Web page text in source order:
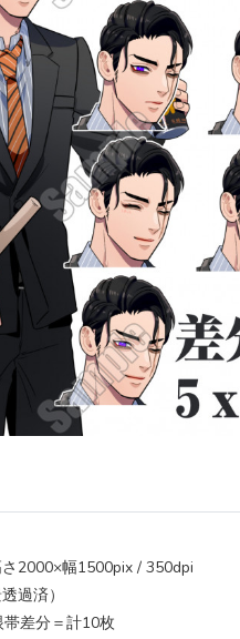
2000×幅1500pix / 350dpi
過済）
帯差分＝計10枚